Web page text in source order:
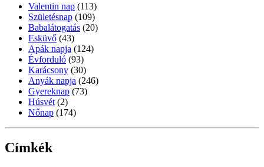
Valentin nap (113)
Születésnap (109)
Babalátogatás (20)
Esküvő (43)
Apák napja (124)
Évforduló (93)
Karácsony (30)
Anyák napja (246)
Gyereknap (73)
Húsvét (2)
Nőnap (174)
Címkék